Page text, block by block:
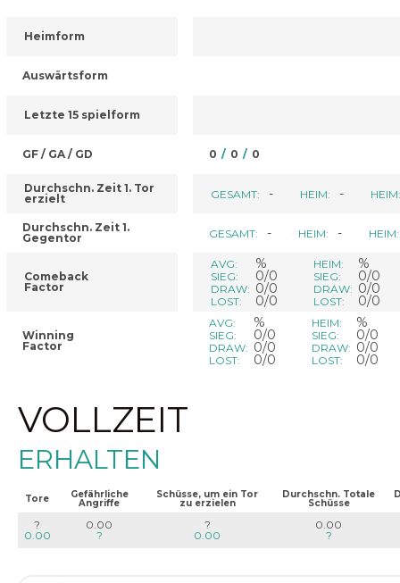
Heimform
Auswärtsform
Letzte 15 spielform
GF / GA / GD
Durchschn. Zeit 1. Tor
erzielt
Durchschn. Zeit 1.
Gegentor
Comeback
Factor
Winning
Factor
0 / 0 / 0
GESAMT: - HEIM: - HEIM:
GESAMT: - HEIM: - HEIM:
AVG: %
SIEG: 0/0
DRAW: 0/0
LOST: 0/0
HEIM: %
SIEG: 0/0
DRAW: 0/0
LOST: 0/0
AVG: %
SIEG: 0/0
DRAW: 0/0
LOST: 0/0
HEIM: %
SIEG: 0/0
DRAW: 0/0
LOST: 0/0
VOLLZEIT
ERHALTEN
Tore Gefährliche
Angriffe
Schüsse, um ein Tor
zu erzielen
Durchschn. Totale
Schüsse
?
0.00
0.00
?
?
0.00
0.00
?